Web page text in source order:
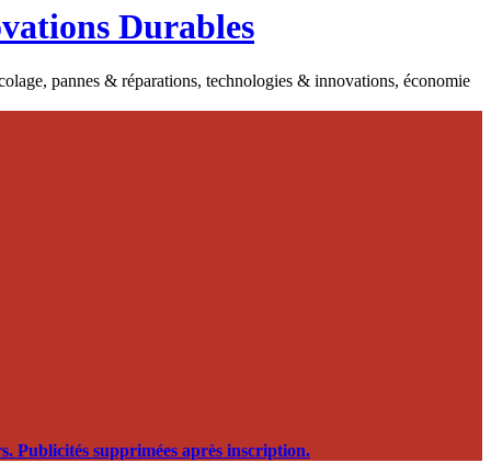
Durables
pannes & réparations, technologies & innovations, économie
Publicités supprimées après inscription.